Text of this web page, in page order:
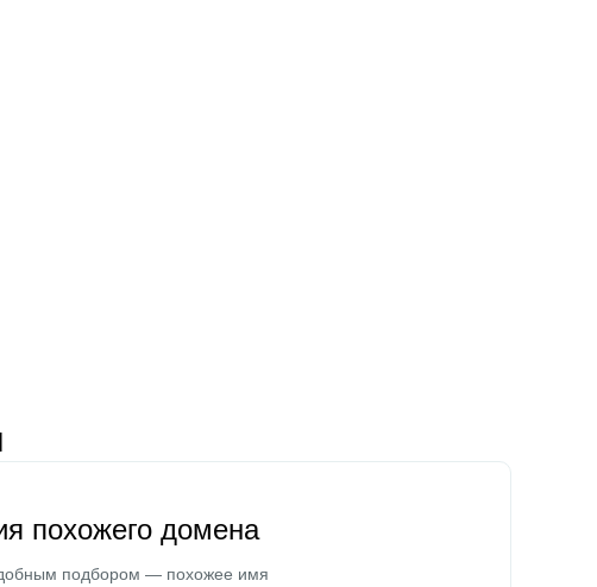
похожего домена
подбором — похожее имя